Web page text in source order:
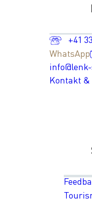
+41
WhatsApp
Kontakt &